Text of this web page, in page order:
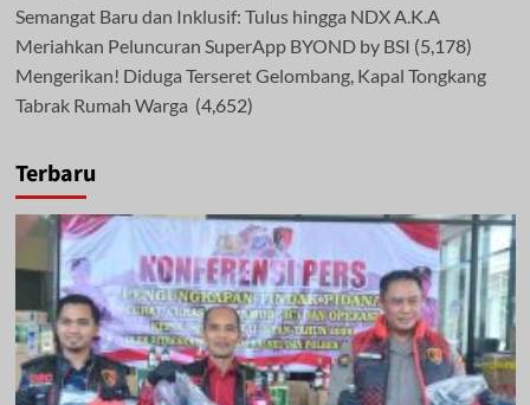
Semangat Baru dan Inklusif: Tulus hingga NDX A.K.A
Meriahkan Peluncuran SuperApp BYOND by BSI (5,178)
Mengerikan! Diduga Terseret Gelombang, Kapal Tongkang
Tabrak Rumah Warga (4,652)
Terbaru